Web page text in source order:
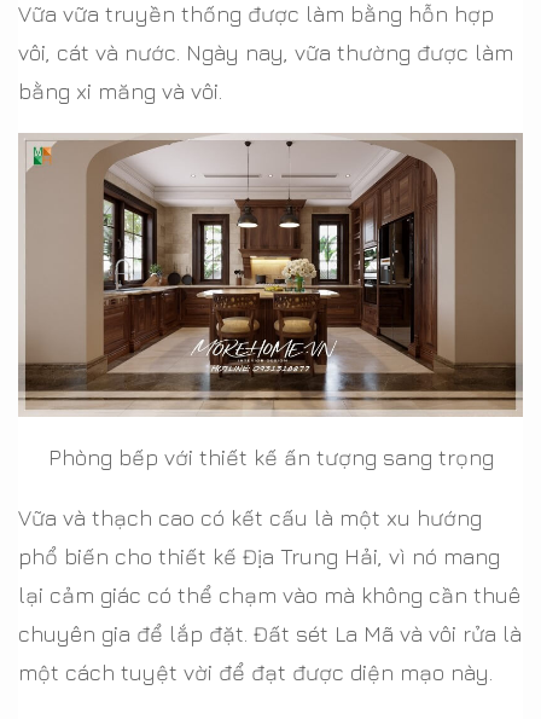
Vữa vữa truyền thống được làm bằng hỗn hợp
vôi, cát và nước. Ngày nay, vữa thường được làm
bằng xi măng và vôi.
Phòng bếp với thiết kế ấn tượng sang trọng
Vữa và thạch cao có kết cấu là một xu hướng
phổ biến cho thiết kế Địa Trung Hải, vì nó mang
lại cảm giác có thể chạm vào mà không cần thuê
chuyên gia để lắp đặt. Đất sét La Mã và vôi rửa là
một cách tuyệt vời để đạt được diện mạo này.